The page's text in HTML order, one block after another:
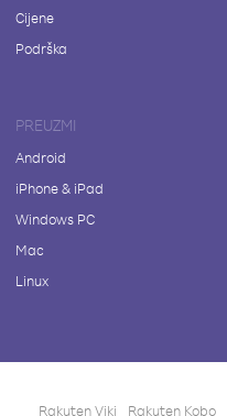
Cijene
Podrška
PREUZMI
Android
iPhone & iPad
Windows PC
Mac
Linux
Rakuten Viki Rakuten Kobo